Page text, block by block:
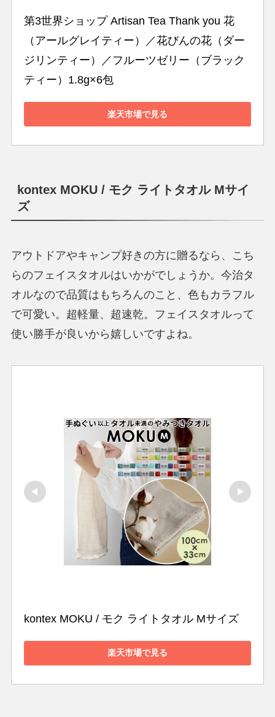
第3世界ショップ Artisan Tea Thank you 花
（アールグレイティー）／花びんの花（ダー
ジリンティー）／フルーツゼリー（ブラック
ティー）1.8g×6包
楽天市場で見る
kontex MOKU / モク ライトタオル Mサイ
ズ
アウトドアやキャンプ好きの方に贈るなら、こち
らのフェイスタオルはいかがでしょうか。今治タ
オルなので品質はもちろんのこと、色もカラフル
で可愛い。超軽量、超速乾。フェイスタオルって
使い勝手が良いから嬉しいですよね。
kontex MOKU / モク ライトタオル Mサイズ
楽天市場で見る